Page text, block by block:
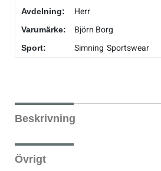
Avdelning: Herr
Varumärke: Björn Borg
Sport: Simning Sportswear
Beskrivning
Övrigt